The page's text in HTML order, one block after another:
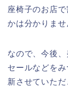
座椅子のお店
かは分かりませ
なので、今後
セールなどを
新させていただ